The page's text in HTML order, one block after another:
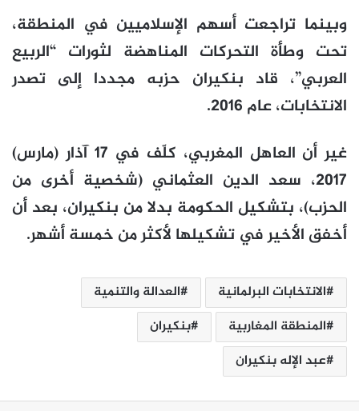
وبينما تراجعت أسهم الإسلاميين في المنطقة،
تحت وطأة التحركات المناهضة لثورات “الربيع
العربي”، قاد بنكيران حزبه مجددا إلى تصدر
الانتخابات، عام 2016.
غير أن العاهل المغربي، كلّف في 17 آذار (مارس)
2017، سعد الدين العثماني (شخصية أخرى من
الحزب)، بتشكيل الحكومة بدلا من بنكيران، بعد أن
أخفق الأخير في تشكيلها لأكثر من خمسة أشهر.
الانتخابات البرلمانية
العدالة والتنمية
المنطقة المغاربية
بنكيران
عبد الإله بنكيران